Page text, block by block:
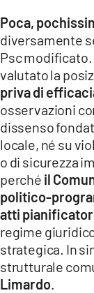
Poca,
diversamente
Psc modificato.
valutato la
priva di
osservazioni
dissenso
locale, né su
o di sicurezza
perché il
politico-
atti
regime
strategica. In
strutturale
Limardo